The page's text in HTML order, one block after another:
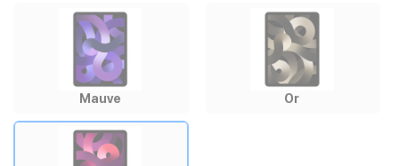
Mauve Or